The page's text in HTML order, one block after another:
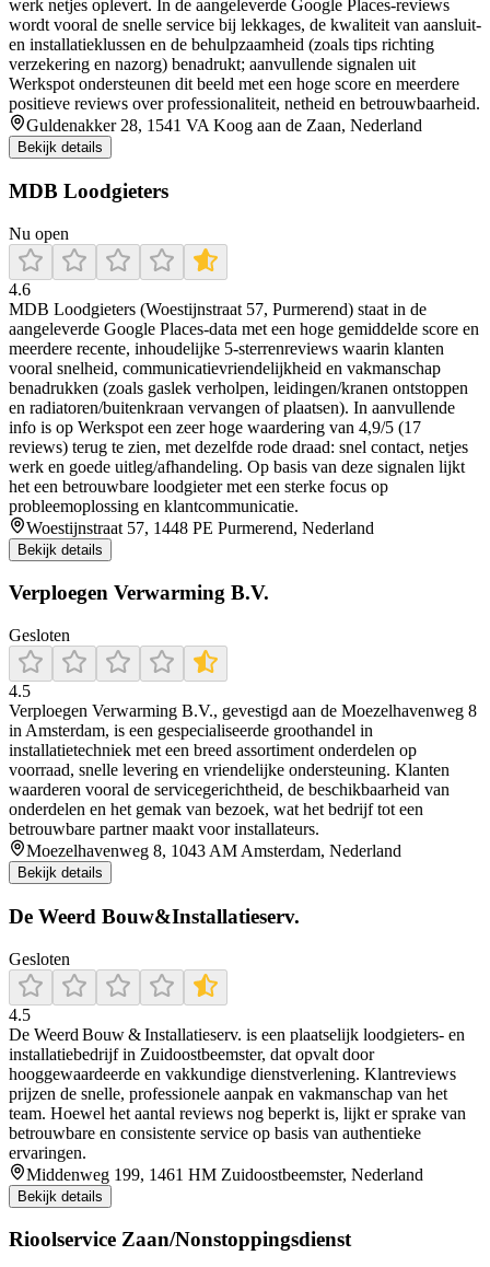
werk netjes oplevert. In de aangeleverde Google Places-reviews
wordt vooral de snelle service bij lekkages, de kwaliteit van aansluit-
en installatieklussen en de behulpzaamheid (zoals tips richting
verzekering en nazorg) benadrukt; aanvullende signalen uit
Werkspot ondersteunen dit beeld met een hoge score en meerdere
positieve reviews over professionaliteit, netheid en betrouwbaarheid.
Guldenakker 28, 1541 VA Koog aan de Zaan, Nederland
Bekijk details
MDB Loodgieters
Nu open
4.6
MDB Loodgieters (Woestijnstraat 57, Purmerend) staat in de
aangeleverde Google Places-data met een hoge gemiddelde score en
meerdere recente, inhoudelijke 5-sterrenreviews waarin klanten
vooral snelheid, communicatievriendelijkheid en vakmanschap
benadrukken (zoals gaslek verholpen, leidingen/kranen ontstoppen
en radiatoren/buitenkraan vervangen of plaatsen). In aanvullende
info is op Werkspot een zeer hoge waardering van 4,9/5 (17
reviews) terug te zien, met dezelfde rode draad: snel contact, netjes
werk en goede uitleg/afhandeling. Op basis van deze signalen lijkt
het een betrouwbare loodgieter met een sterke focus op
probleemoplossing en klantcommunicatie.
Woestijnstraat 57, 1448 PE Purmerend, Nederland
Bekijk details
Verploegen Verwarming B.V.
Gesloten
4.5
Verploegen Verwarming B.V., gevestigd aan de Moezelhavenweg 8
in Amsterdam, is een gespecialiseerde groothandel in
installatietechniek met een breed assortiment onderdelen op
voorraad, snelle levering en vriendelijke ondersteuning. Klanten
waarderen vooral de servicegerichtheid, de beschikbaarheid van
onderdelen en het gemak van bezoek, wat het bedrijf tot een
betrouwbare partner maakt voor installateurs.
Moezelhavenweg 8, 1043 AM Amsterdam, Nederland
Bekijk details
De Weerd Bouw&Installatieserv.
Gesloten
4.5
De Weerd Bouw & Installatieserv. is een plaatselijk loodgieters- en
installatiebedrijf in Zuidoostbeemster, dat opvalt door
hooggewaardeerde en vakkundige dienstverlening. Klantreviews
prijzen de snelle, professionele aanpak en vakmanschap van het
team. Hoewel het aantal reviews nog beperkt is, lijkt er sprake van
betrouwbare en consistente service op basis van authentieke
ervaringen.
Middenweg 199, 1461 HM Zuidoostbeemster, Nederland
Bekijk details
Rioolservice Zaan/Nonstoppingsdienst